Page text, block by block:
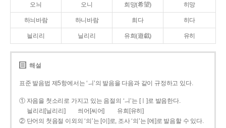
오늬 오니 희망(希望) 히망
하늬바람 하니바람 희다 히다
늴리리 닐리리 유희(遊戱) 유히
해설
표준 발음법 제5항에서는 ‘ㅢ’의 발음을 다음과 같이 규정하고 있다.
① 자음을 첫소리로 가지고 있는 음절의 ‘ㅢ’는 [ㅣ]로 발음한다.
늴리리[닐리리]
씌어[씨어]
유희[유히]
② 단어의 첫음절 이외의 ‘의’는 [이]로, 조사 ‘의’는 [에]로 발음할 수 있다.